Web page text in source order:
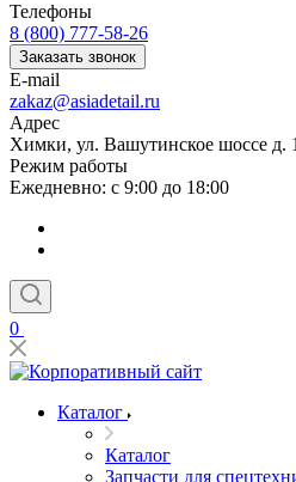
Телефоны
8 (800) 777-58-26
Заказать звонок
E-mail
zakaz@asiadetail.ru
Адрес
Химки, ул. Вашутинское шоссе д.
Режим работы
Ежедневно: с 9:00 до 18:00
0
Каталог
Каталог
Запчасти для